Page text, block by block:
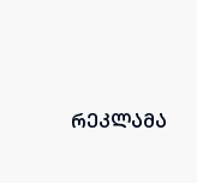
რეკლამა